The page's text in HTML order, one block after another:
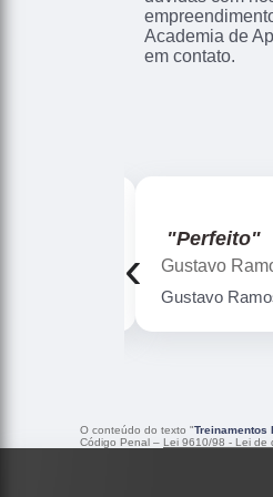
Academia de
em contato.
"Perfeito"
Gustavo
Gustavo
‹
O conteúdo do texto "Treinamentos
Código Penal – Lei 9610/98 - Lei de